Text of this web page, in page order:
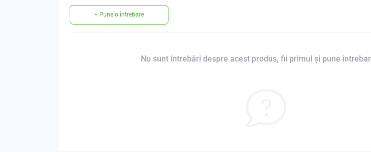
+ Pune o întrebare
Nu sunt întrebări despre acest produs, fii primul și pune